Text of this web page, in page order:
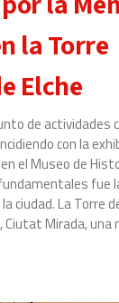
la Torre
Elche
de actividades
con la
el Museo de
fue
ciudad. La Torre
Ciutat Mirada,